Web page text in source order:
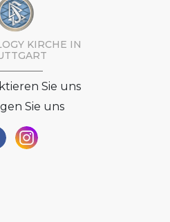
KIRCHE IN
Sie uns
Sie uns